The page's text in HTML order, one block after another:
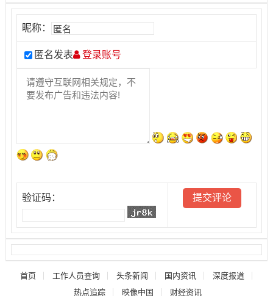
昵称：
匿名发表 登录账号
验证码：
首页 工作人员查询 头条新闻 国内资讯
深度报道
热点追踪
映像中国 财经资讯